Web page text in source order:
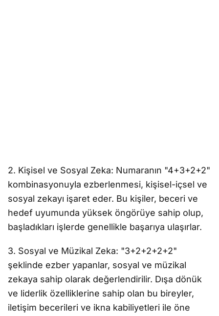
2. Kişisel ve Sosyal Zeka: Numaranın "4+3+2+2"
kombinasyonuyla ezberlenmesi, kişisel-içsel ve
sosyal zekayı işaret eder. Bu kişiler, beceri ve
hedef uyumunda yüksek öngörüye sahip olup,
başladıkları işlerde genellikle başarıya ulaşırlar.
3. Sosyal ve Müzikal Zeka: "3+2+2+2+2"
şeklinde ezber yapanlar, sosyal ve müzikal
zekaya sahip olarak değerlendirilir. Dışa dönük
ve liderlik özelliklerine sahip olan bu bireyler,
iletişim becerileri ve ikna kabiliyetleri ile öne